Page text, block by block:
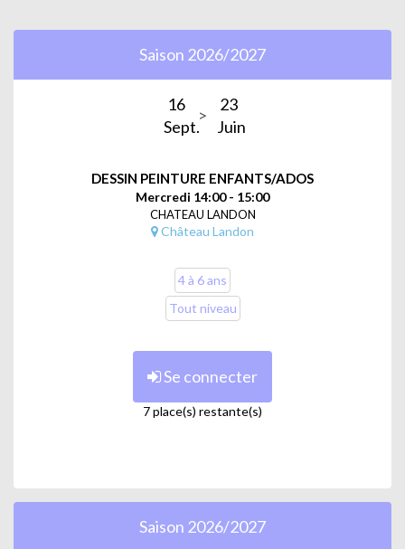
► Centre Jean Verdier : 11 rue de Lancry, 75010 Paris
cultures, de toutes les époques.
Dans mes séances, je vous donnerai les clefs techniques
nos mains, nous allons apprendre à utiliser nos yeux, à
observer le mode pour mieux l’interpréter, mieux le
comprendre. Ainsi nous pourrons le réinterpréter et libérer
toutes nos idées créatives.
► Espace Jemmapes : 116 quai de Jemmapes, 75010 Paris
6-8 ans, mercredi 14h-16h
et expérimentation de matériaux divers ; la pédagogie
s'adapte à l'âge et au niveau des enfants.
9-11 ans, mercredi 16h-18h
Saison 2026/2027
16
Sept.
23
Juin
DESSIN PEINTURE ENFANTS/ADOS
Mercredi 14:00 - 15:00
CHATEAU LANDON
Château Landon
4 à 6 ans
Tout niveau
Se connecter
7 place(s) restante(s)
Saison 2026/2027